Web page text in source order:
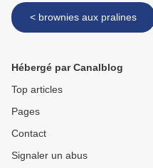
< brownies aux pralines
Hébergé par Canalblog
Top articles
Pages
Contact
Signaler un abus